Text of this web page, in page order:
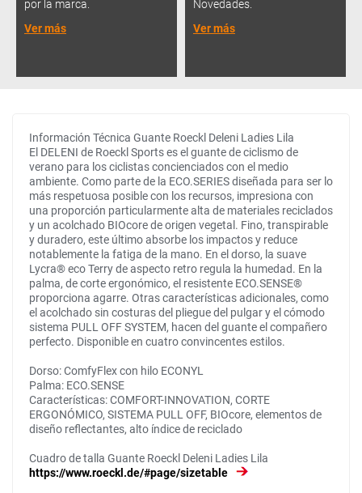
por la marca.
Ver más
Novedades.
Ver más
Información Técnica Guante Roeckl Deleni Ladies Lila
El DELENI de Roeckl Sports es el guante de ciclismo de
verano para los ciclistas concienciados con el medio
ambiente. Como parte de la ECO.SERIES diseñada para ser lo
más respetuosa posible con los recursos, impresiona con
una proporción particularmente alta de materiales reciclados
y un acolchado BIOcore de origen vegetal. Fino, transpirable
y duradero, este último absorbe los impactos y reduce
notablemente la fatiga de la mano. En el dorso, la suave
Lycra® eco Terry de aspecto retro regula la humedad. En la
palma, de corte ergonómico, el resistente ECO.SENSE®
proporciona agarre. Otras características adicionales, como
el acolchado sin costuras del pliegue del pulgar y el cómodo
sistema PULL OFF SYSTEM, hacen del guante el compañero
perfecto. Disponible en cuatro convincentes estilos.
Dorso: ComfyFlex con hilo ECONYL
Palma: ECO.SENSE
Características: COMFORT-INNOVATION, CORTE
ERGONÓMICO, SISTEMA PULL OFF, BIOcore, elementos de
diseño reflectantes, alto índice de reciclado
Cuadro de talla Guante Roeckl Deleni Ladies Lila
https://www.roeckl.de/#page/sizetable